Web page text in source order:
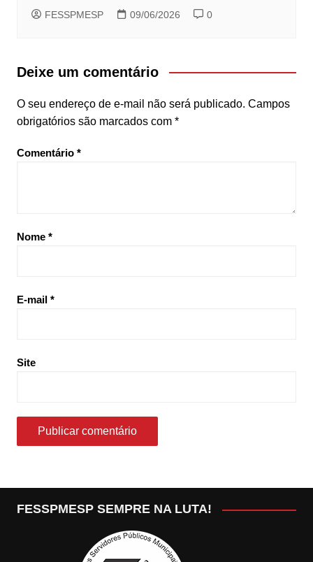
FESSPMESP 09/06/2026 0
Deixe um comentário
O seu endereço de e-mail não será publicado. Campos
obrigatórios são marcados com *
Comentário *
Nome *
E-mail *
Site
FESSPMESP SEMPRE NA LUTA!